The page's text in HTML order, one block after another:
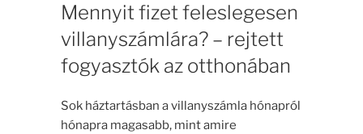
Mennyit fizet feleslegesen
villanyszámlára? – rejtett
fogyasztók az otthonában
Sok háztartásban a villanyszámla hónapról
hónapra magasabb, mint amire